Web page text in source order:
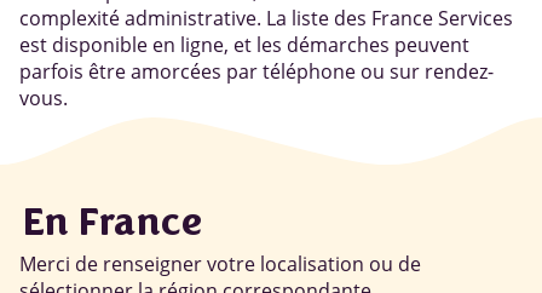
complexité administrative. La liste des France Services
est disponible en ligne, et les démarches peuvent
parfois être amorcées par téléphone ou sur rendez-
vous.
En France
Merci de renseigner votre localisation ou de